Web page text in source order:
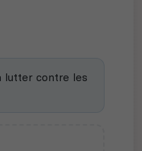
lutter contre les